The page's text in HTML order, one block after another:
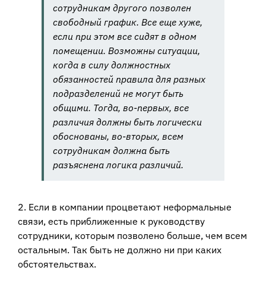
сотрудникам другого позволен
свободный график. Все еще хуже,
если при этом все сидят в одном
помещении. Возможны ситуации,
когда в силу должностных
обязанностей правила для разных
подразделений не могут быть
общими. Тогда, во-первых, все
различия должны быть логически
обоснованы, во-вторых, всем
сотрудникам должна быть
разъяснена логика различий.
2. Если в компании процветают неформальные
связи, есть приближенные к руководству
сотрудники, которым позволено больше, чем всем
остальным. Так быть не должно ни при каких
обстоятельствах.